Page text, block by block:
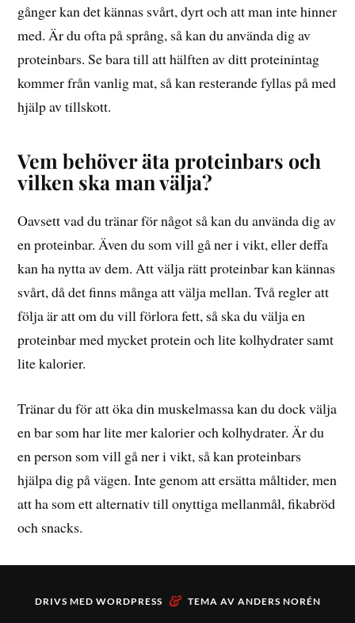
gånger kan det kännas svårt, dyrt och att man inte hinner
med. Är du ofta på språng, så kan du använda dig av
proteinbars. Se bara till att hälften av ditt proteinintag
kommer från vanlig mat, så kan resterande fyllas på med
hjälp av tillskott.
Vem behöver äta proteinbars och
vilken ska man välja?
Oavsett vad du tränar för något så kan du använda dig av
en proteinbar. Även du som vill gå ner i vikt, eller deffa
kan ha nytta av dem. Att välja rätt proteinbar kan kännas
svårt, då det finns många att välja mellan. Två regler att
följa är att om du vill förlora fett, så ska du välja en
proteinbar med mycket protein och lite kolhydrater samt
lite kalorier.
Tränar du för att öka din muskelmassa kan du dock välja
en bar som har lite mer kalorier och kolhydrater. Är du
en person som vill gå ner i vikt, så kan proteinbars
hjälpa dig på vägen. Inte genom att ersätta måltider, men
att ha som ett alternativ till onyttiga mellanmål, fikabröd
och snacks.
DRIVS MED WORDPRESS & TEMA AV ANDERS NORÉN